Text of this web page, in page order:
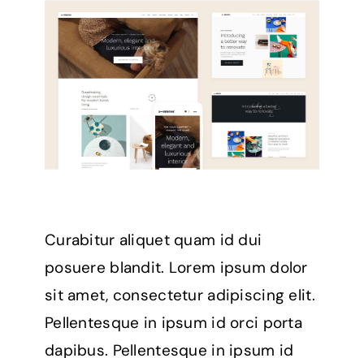
Curabitur aliquet quam id dui
posuere blandit. Lorem ipsum dolor
sit amet, consectetur adipiscing elit.
Pellentesque in ipsum id orci porta
dapibus. Pellentesque in ipsum id